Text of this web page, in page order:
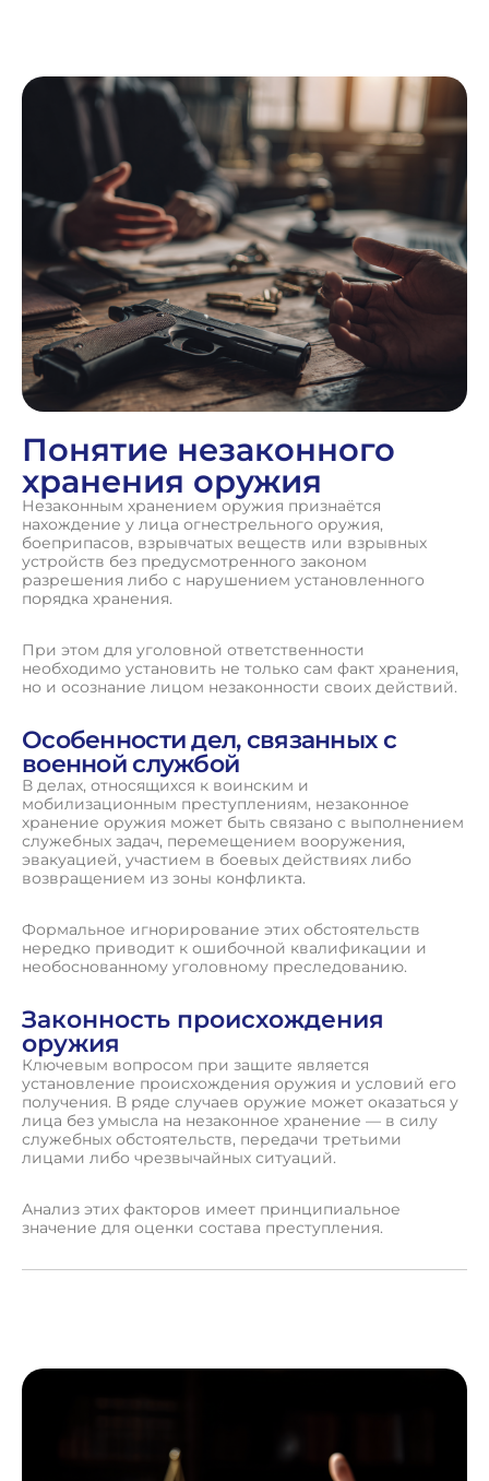
Понятие незаконного
хранения оружия
Незаконным хранением оружия признаётся
нахождение у лица огнестрельного оружия,
боеприпасов, взрывчатых веществ или взрывных
устройств без предусмотренного законом
разрешения либо с нарушением установленного
порядка хранения.
При этом для уголовной ответственности
необходимо установить не только сам факт хранения,
но и осознание лицом незаконности своих действий.
Особенности дел, связанных с
военной службой
В делах, относящихся к воинским и
мобилизационным преступлениям, незаконное
хранение оружия может быть связано с выполнением
служебных задач, перемещением вооружения,
эвакуацией, участием в боевых действиях либо
возвращением из зоны конфликта.
Формальное игнорирование этих обстоятельств
нередко приводит к ошибочной квалификации и
необоснованному уголовному преследованию.
Законность происхождения
оружия
Ключевым вопросом при защите является
установление происхождения оружия и условий его
получения. В ряде случаев оружие может оказаться у
лица без умысла на незаконное хранение — в силу
служебных обстоятельств, передачи третьими
лицами либо чрезвычайных ситуаций.
Анализ этих факторов имеет принципиальное
значение для оценки состава преступления.